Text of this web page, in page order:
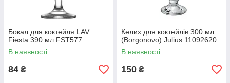
Бокал для коктейля LAV
Fiesta 390 мл FST577
В наявності
84 ₴
Келих для коктейлів 300 мл
(Borgonovo) Julius 11092620
В наявності
150 ₴